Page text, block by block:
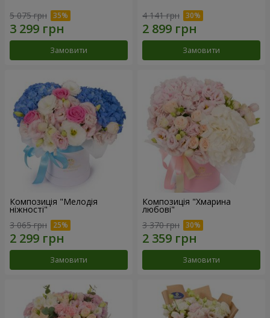
5 075 грн
Замовити
4 141 грн
Замовити
Композиція "Мелодія
ніжності"
3 065 грн
Замовити
Композиція "Хмарина
любові"
3 370 грн
Замовити